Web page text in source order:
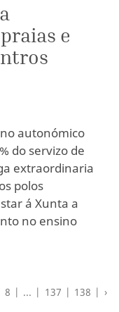
e
autonómico
do servizo de
extraordinaria
polos
á Xunta a
no ensino
8 ... 137 138 ›